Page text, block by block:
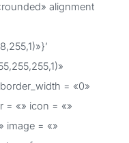
alignment
= «0»
= «» icon = «»
image = «»